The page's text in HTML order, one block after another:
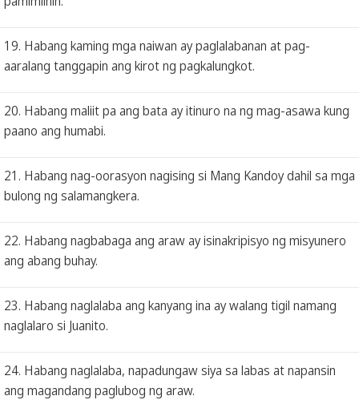
19. Habang kaming mga naiwan ay paglalabanan at pag-
aaralang tanggapin ang kirot ng pagkalungkot.
20. Habang maliit pa ang bata ay itinuro na ng mag-asawa kung
paano ang humabi.
21. Habang nag-oorasyon nagising si Mang Kandoy dahil sa mga
bulong ng salamangkera.
22. Habang nagbabaga ang araw ay isinakripisyo ng misyunero
ang abang buhay.
23. Habang naglalaba ang kanyang ina ay walang tigil namang
naglalaro si Juanito.
24. Habang naglalaba, napadungaw siya sa labas at napansin
ang magandang paglubog ng araw.